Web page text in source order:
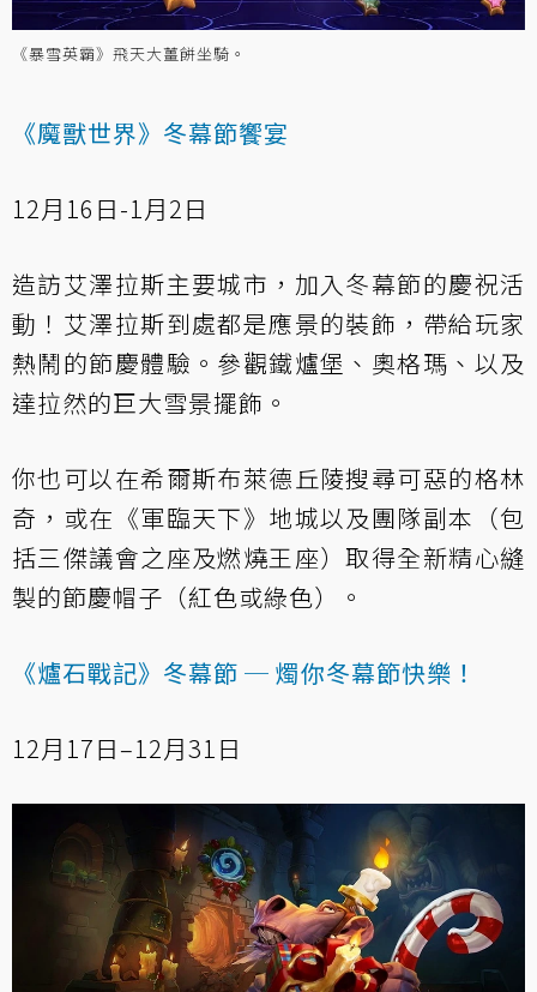
《暴雪英霸》飛天大薑餅坐騎。
《魔獸世界》冬幕節饗宴
12月16日-1月2日
造訪艾澤拉斯主要城市，加入冬幕節的慶祝活
動！艾澤拉斯到處都是應景的裝飾，帶給玩家
熱鬧的節慶體驗。參觀鐵爐堡、奧格瑪、以及
達拉然的巨大雪景擺飾。
你也可以在希爾斯布萊德丘陵搜尋可惡的格林
奇，或在《軍臨天下》地城以及團隊副本（包
括三傑議會之座及燃燒王座）取得全新精心縫
製的節慶帽子（紅色或綠色）。
《爐石戰記》冬幕節 ─ 燭你冬幕節快樂！
12月17日–12月31日